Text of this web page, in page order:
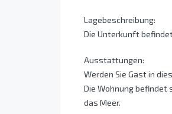
Lagebeschreibung:
Die Unterkunft
Ausstattungen:
Werden Sie Gast in
Die Wohnung befindet
das Meer.